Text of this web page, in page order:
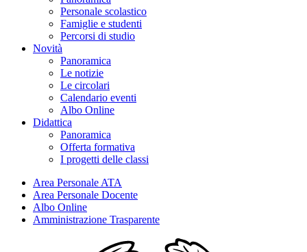
Personale scolastico
Famiglie e studenti
Percorsi di studio
Novità
Panoramica
Le notizie
Le circolari
Calendario eventi
Albo Online
Didattica
Panoramica
Offerta formativa
I progetti delle classi
Area Personale ATA
Area Personale Docente
Albo Online
Amministrazione Trasparente